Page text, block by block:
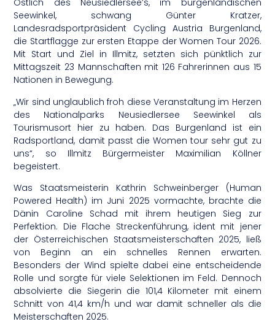
Östlich des Neusiedlersee’s, im burgenländischen
Seewinkel, schwang Günter Kratzer,
Landesradsportpräsident Cycling Austria Burgenland,
die Startflagge zur ersten Etappe der Women Tour 2026.
Mit Start und Ziel in Illmitz, setzten sich pünktlich zur
Mittagszeit 23 Mannschaften mit 126 Fahrerinnen aus 15
Nationen in Bewegung.
„Wir sind unglaublich froh diese Veranstaltung im Herzen
des Nationalparks Neusiedlersee Seewinkel als
Tourismusort hier zu haben. Das Burgenland ist ein
Radsportland, damit passt die Women tour sehr gut zu
uns“, so Illmitz Bürgermeister Maximilian Köllner
begeistert.
Was Staatsmeisterin Kathrin Schweinberger (Human
Powered Health) im Juni 2025 vormachte, brachte die
Dänin Caroline Schad mit ihrem heutigen Sieg zur
Perfektion. Die Flache Streckenführung, ident mit jener
der Österreichischen Staatsmeisterschaften 2025, ließ
von Beginn an ein schnelles Rennen erwarten.
Besonders der Wind spielte dabei eine entscheidende
Rolle und sorgte für viele Selektionen im Feld. Dennoch
absolvierte die Siegerin die 101,4 Kilometer mit einem
Schnitt von 41,4 km/h und war damit schneller als die
Meisterschaften 2025.